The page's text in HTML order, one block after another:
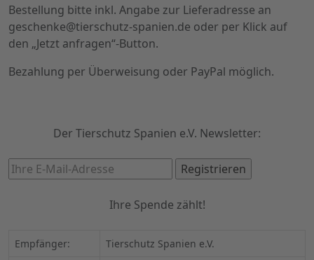
Bestellung bitte inkl. Angabe zur Lieferadresse an
geschenke@tierschutz-spanien.de oder per Klick auf
den „Jetzt anfragen“-Button.
Bezahlung per Überweisung oder PayPal möglich.
Der Tierschutz Spanien e.V. Newsletter:
Ihre Spende zählt!
Empfänger:
Tierschutz Spanien e.V.